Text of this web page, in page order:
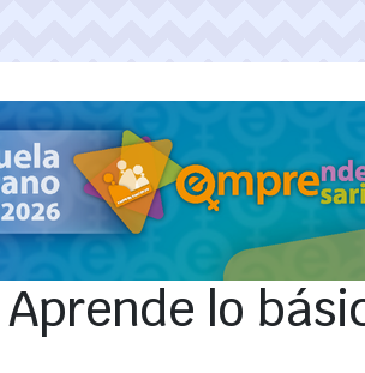
lo